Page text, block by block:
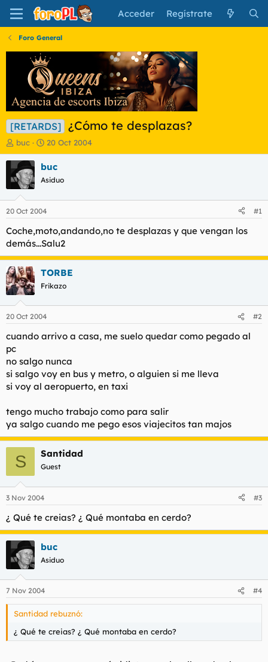
Acceder Regístrate
Foro General
[RETARDS] ¿Cómo te desplazas?
I
n
i
c
i
a
d
o
r
e
l
t
e
m
a
buc
F
e
c
a
i
n
c
i
o
20 Oct 2004
buc
Asiduo
20 Oct 2004 #1
Coche,moto,andando,no te desplazas y que vengan los
demás...Salu2
TORBE
Frikazo
20 Oct 2004 #2
cuando arrivo a casa, me suelo quedar como pegado al
pc
no salgo nunca
si salgo voy en bus y metro, o alguien si me lleva
si voy al aeropuerto, en taxi
tengo mucho trabajo como para salir
ya salgo cuando me pego esos viajecitos tan majos
S Santidad
Guest
3 Nov 2004 #3
¿ Qué te creias? ¿ Qué montaba en cerdo?
buc
Asiduo
7 Nov 2004 #4
Santidad rebuznó:
¿ Qué te creias? ¿ Qué montaba en cerdo?